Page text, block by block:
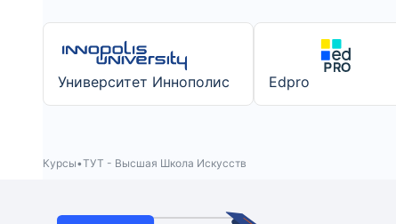
Университет Иннополис Edpro
Курсы ТУТ - Высшая Школа Искусств